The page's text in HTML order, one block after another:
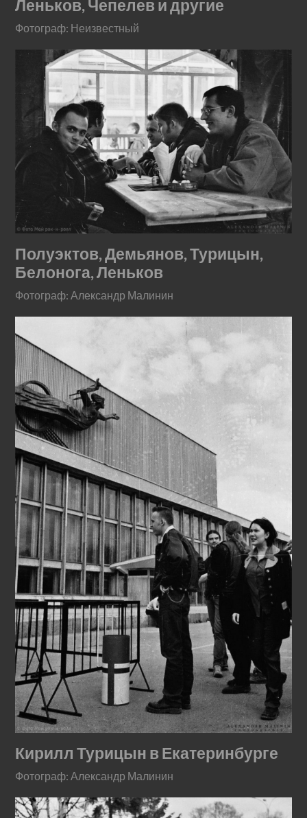
Леньков, Чепелев и другие
Фотограф: Неизвестный
Полуэктов, Демьянов, Турицын,
Белонога, Леньков
Фотограф: Александр Малинин
Кирилл Турицын в Екатеринбурге
Фотограф: Александр Малинин